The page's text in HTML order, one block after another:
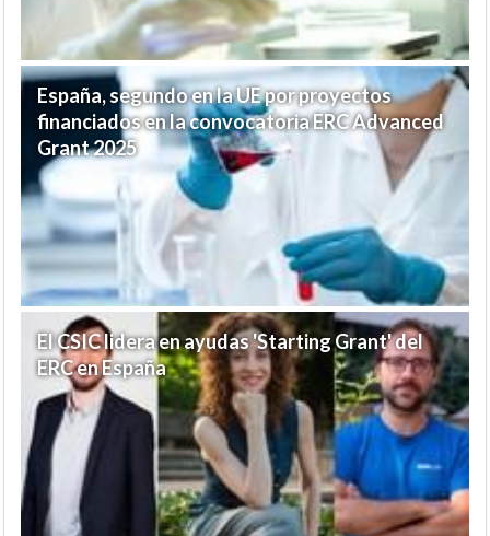
España, segundo en la UE por proyectos
financiados en la convocatoria ERC Advanced
Grant 2025
El CSIC lidera en ayudas 'Starting Grant' del
ERC en España